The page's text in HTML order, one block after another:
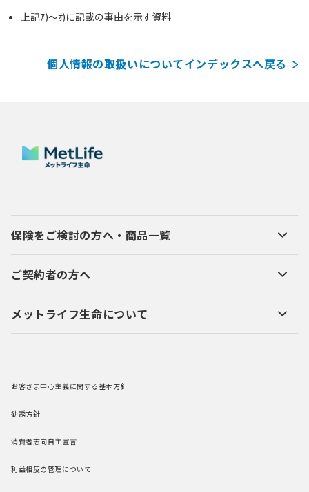
上記ｱ)～ｵ)に記載の事由を示す資料
個人情報の取扱いについてインデックスへ戻る
保険をご検討の方へ・商品一覧
ご契約者の方へ
メットライフ生命について
お客さま中心主義に関する基本方針
勧誘方針
消費者志向自主宣言
利益相反の管理について